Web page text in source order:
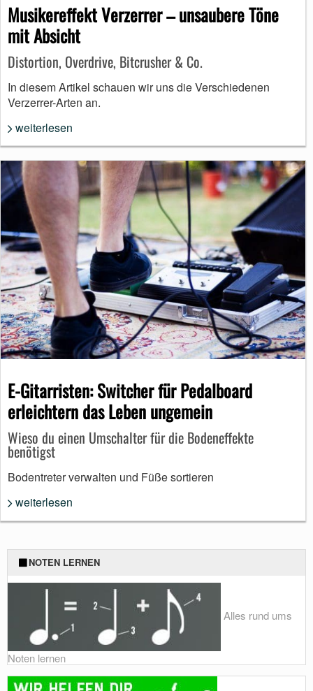
Musikereffekt Verzerrer – unsaubere Töne
mit Absicht
Distortion, Overdrive, Bitcrusher & Co.
In diesem Artikel schauen wir uns die Verschiedenen
Verzerrer-Arten an.
weiterlesen
E-Gitarristen: Switcher für Pedalboard
erleichtern das Leben ungemein
Wieso du einen Umschalter für die Bodeneffekte
benötigst
Bodentreter verwalten und Füße sortieren
weiterlesen
NOTEN LERNEN
Alles rund ums
Noten lernen